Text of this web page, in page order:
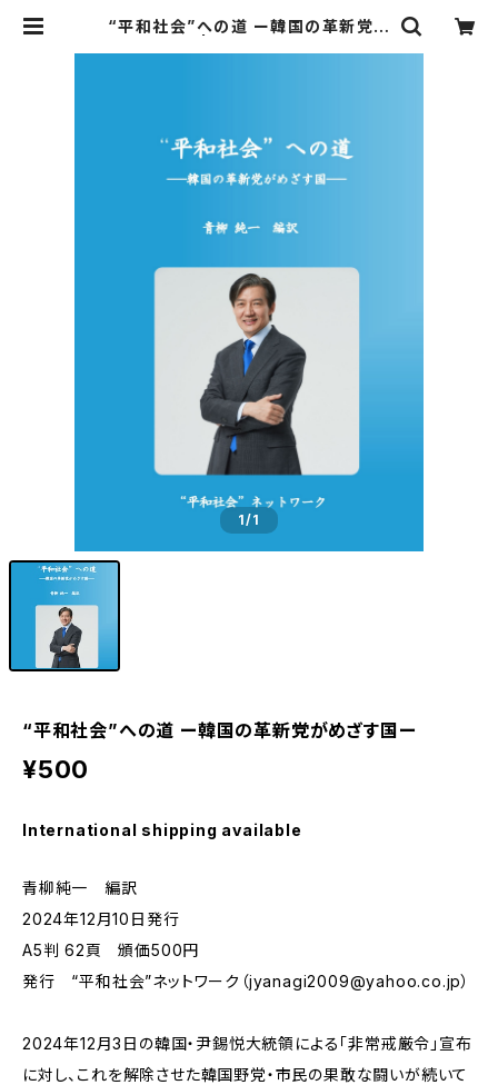
“平和社会”への道 ー韓国の革新党が
1/1
“平和社会”への道 ー韓国の革新党がめざす国ー
¥500
International shipping available
青柳純一 編訳
2024年12月10日発行
A5判 62頁 頒価500円
発行 “平和社会”ネットワーク（jyanagi2009@yahoo.co.jp）
2024年12月3日の韓国・尹錫悦大統領による「非常戒厳令」宣布
に対し、これを解除させた韓国野党・市民の果敢な闘いが続いて